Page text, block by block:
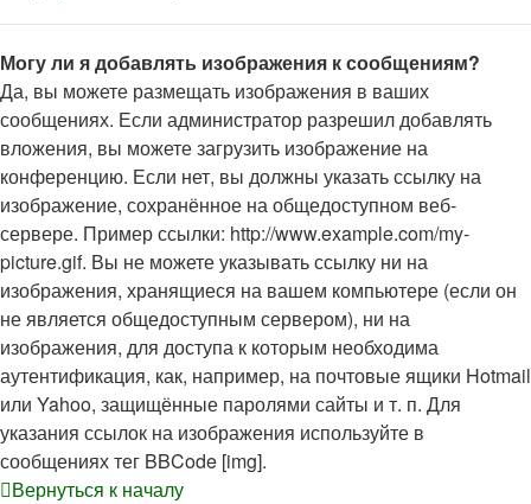
Могу ли я добавлять изображения к сообщениям?
Да, вы можете размещать изображения в ваших
сообщениях. Если администратор разрешил добавлять
вложения, вы можете загрузить изображение на
конференцию. Если нет, вы должны указать ссылку на
изображение, сохранённое на общедоступном веб-
сервере. Пример ссылки: http://www.example.com/my-
picture.gif. Вы не можете указывать ссылку ни на
изображения, хранящиеся на вашем компьютере (если он
не является общедоступным сервером), ни на
изображения, для доступа к которым необходима
аутентификация, как, например, на почтовые ящики Hotmail
или Yahoo, защищённые паролями сайты и т. п. Для
указания ссылок на изображения используйте в
сообщениях тег BBCode [img].
Вернуться к началу